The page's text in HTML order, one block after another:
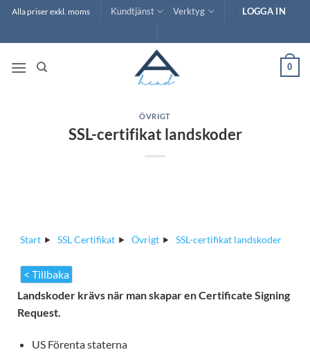
Skip
content
Alla priser exkl. moms Kundtjänst Verktyg LOGGA IN
0
ÖVRIGT
SSL-certifikat landskoder
Start SSL Certifikat Övrigt SSL-certifikat landskoder
< Tillbaka
Landskoder krävs när man skapar en Certificate Signing
Request.
US Förenta staterna